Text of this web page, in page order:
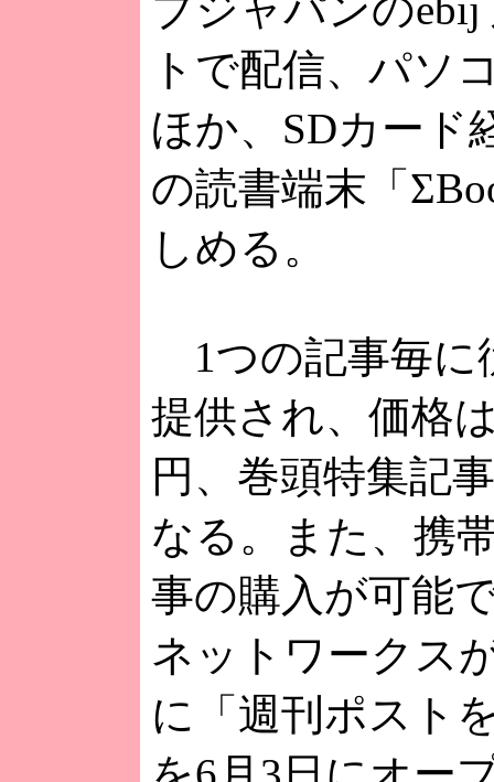
トで配信、パソ
ほか、SDカード
の読書端末「
しめる。
1つの記事毎に
提供され、価格
円、巻頭特集記
なる。また、携
事の購入が可能
ネットワークス
に「週刊ポスト